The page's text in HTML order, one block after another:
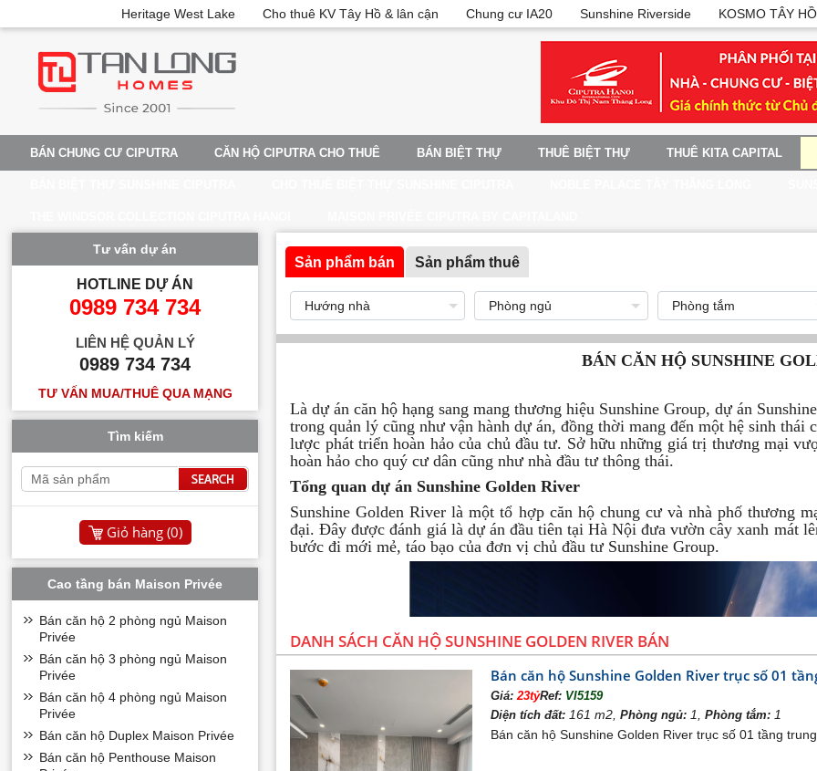
Heritage West Lake Cho thuê KV Tây Hồ & lân cận Chung cư IA20 Sunshine Riverside KOSMO TÂY HỒ
BÁN CHUNG CƯ CIPUTRA CĂN HỘ CIPUTRA CHO THUÊ BÁN BIỆT THỰ THUÊ BIỆT THỰ THUÊ KITA CAPITAL
Sản phẩm bán Sản phẩm thuê
BÁN CĂN HỘ SUNSHINE
Là dự án căn hộ hạng sang mang thương hiệu Sunshine Group, dự án
trong quản lý cũng như vận hành dự án, đồng thời mang đến một hệ sinh
lược phát triển hoàn hảo của chủ đầu tư. Sở hữu những giá trị thương mại
hoàn hảo cho quý cư dân cũng như nhà đầu tư thông thái.
Tổng quan dự án Sunshine Golden River
Sunshine Golden River là một tổ hợp căn hộ chung cư và nhà phố thương
đại. Đây được đánh giá là dự án đầu tiên tại Hà Nội đưa vườn cây xanh mát
bước đi mới mẻ, táo bạo của đơn vị chủ đầu tư Sunshine Group.
DANH SÁCH CĂN HỘ SUNSHINE GOLDEN RIVER BÁN
Bán căn hộ Sunshine Golden River trục số 01
Giá:23tỷRef: VI5159
Diện tích đất:161 m2, Phòng ngủ:1, Phòng tắm:1
Bán căn hộ Sunshine Golden River trục số 01 tầng
Tư vấn dự án
HOTLINE DỰ ÁN
0989 734 734
LIÊN HỆ QUẢN LÝ
0989 734 734
TƯ VẤN MUA/THUÊ QUA MẠNG
Tìm kiếm
Giỏ hàng (0)
Cao tầng bán Maison Privée
Bán căn hộ 2 phòng ngủ Maison
Privée
Bán căn hộ 3 phòng ngủ Maison
Privée
Bán căn hộ 4 phòng ngủ Maison
Privée
Bán căn hộ Duplex Maison Privée
Bán căn hộ Penthouse Maison